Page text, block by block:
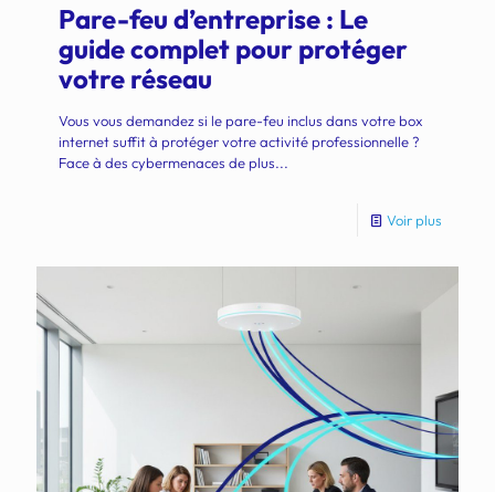
Pare-feu d’entreprise : Le
guide complet pour protéger
votre réseau
Vous vous demandez si le pare-feu inclus dans votre box
internet suffit à protéger votre activité professionnelle ?
Face à des cybermenaces de plus...
Voir plus